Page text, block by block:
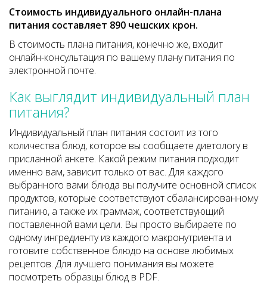
Стоимость индивидуального онлайн-плана
питания составляет 890 чешских крон.
В стоимость плана питания, конечно же, входит
онлайн-консультация по вашему плану питания по
электронной почте.
Как выглядит индивидуальный план
питания?
Индивидуальный план питания состоит из того
количества блюд, которое вы сообщаете диетологу в
присланной анкете. Какой режим питания подходит
именно вам, зависит только от вас. Для каждого
выбранного вами блюда вы получите основной список
продуктов, которые соответствуют сбалансированному
питанию, а также их граммаж, соответствующий
поставленной вами цели. Вы просто выбираете по
одному ингредиенту из каждого макронутриента и
готовите собственное блюдо на основе любимых
рецептов. Для лучшего понимания вы можете
посмотреть образцы блюд в PDF.